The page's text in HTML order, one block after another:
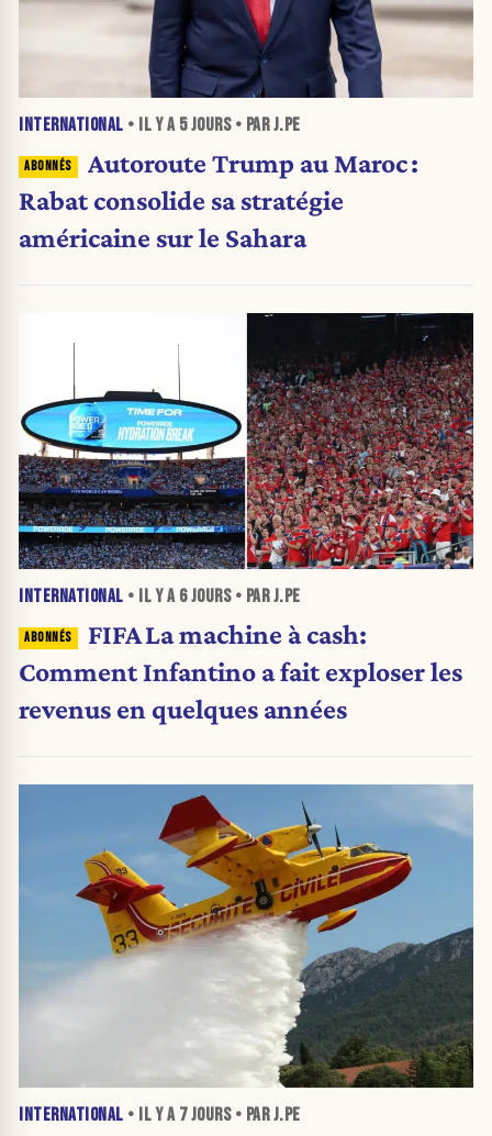
INTERNATIONAL • IL Y A 5 JOURS• PAR J.PE
Autoroute Trump au Maroc :
Rabat consolide sa stratégie
américaine sur le Sahara
INTERNATIONAL • IL Y A 6 JOURS• PAR J.PE
FIFA La machine à cash:
Comment Infantino a fait exploser les
revenus en quelques années
INTERNATIONAL • IL Y A 7 JOURS• PAR J.PE